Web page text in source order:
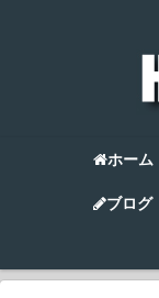
ホーム
ブログ